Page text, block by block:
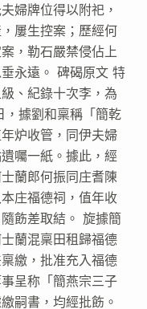
婦牌位得以附祀，
屢生控案；歷經何
，勒石嚴禁侵佔上
永遠。 碑碣原文 特
、紀錄十次李，為
，據劉和稟稱「簡乾
炉收管，同伊夫婦
囑一紙。據此，經
蘭郎何振同庄耆陳
庄福德祠，值年收
飭差取結。 旋據簡
蘭混稟田租歸福德
繳，批准充入福德
呈称「簡燕宗三子
嗣書，均經批飭。